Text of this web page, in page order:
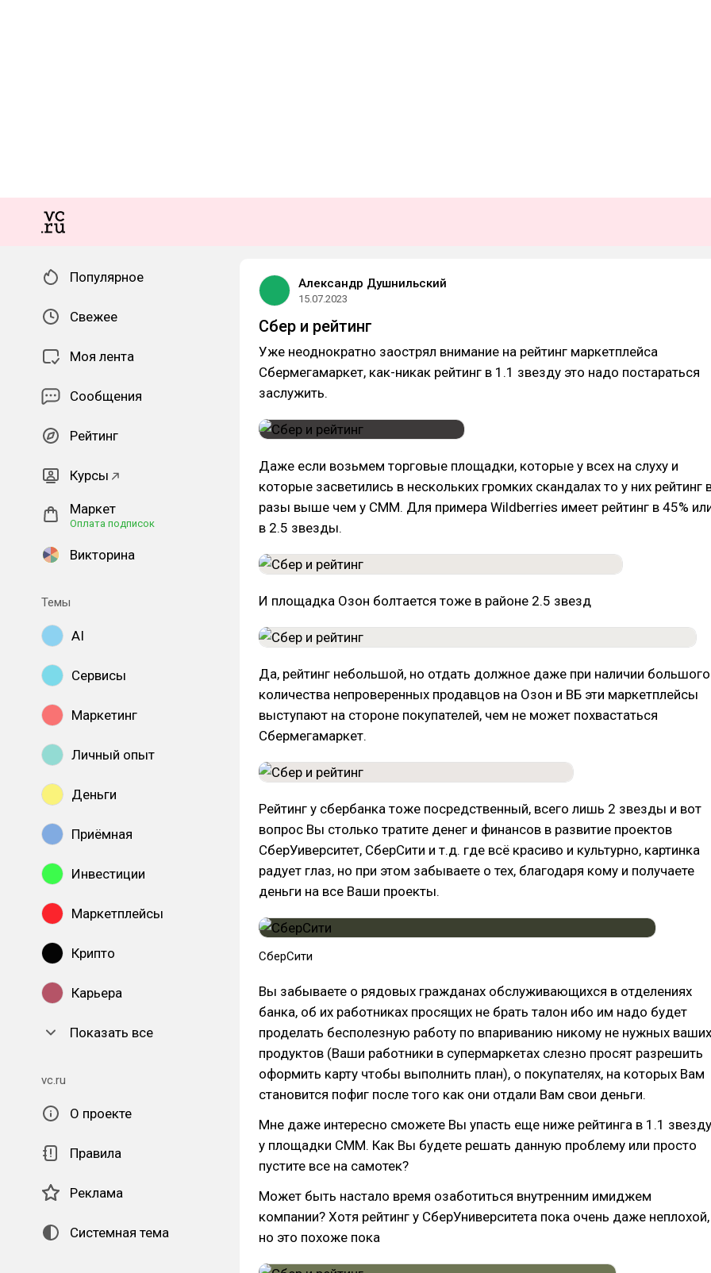
Популярное
Свежее
Моя лента
Сообщения
Рейтинг
Курсы
Маркет
Оплата подписок
Викторина
Темы
AI
Сервисы
Маркетинг
Личный опыт
Деньги
Приёмная
Инвестиции
Маркетплейсы
Крипто
Карьера
Показать все
vc.ru
О проекте
Правила
Реклама
Системная тема
Александр Душнильский
15.07.2023
Сбер и рейтинг
Уже неоднократно заострял внимание на рейтинг маркетплейса
Сбермегамаркет, как-никак рейтинг в 1.1 звезду это надо постараться
заслужить.
Даже если возьмем торговые площадки, которые у всех на слуху и
которые засветились в нескольких громких скандалах то у них рейтинг
разы выше чем у СММ. Для примера Wildberries имеет рейтинг в 45%
в 2.5 звезды.
И площадка Озон болтается тоже в районе 2.5 звезд
Да, рейтинг небольшой, но отдать должное даже при наличии большого
количества непроверенных продавцов на Озон и ВБ эти маркетплейсы
выступают на стороне покупателей, чем не может похвастаться
Сбермегамаркет.
Рейтинг у сбербанка тоже посредственный, всего лишь 2 звезды и вот
вопрос Вы столько тратите денег и финансов в развитие проектов
СберУиверситет, СберСити и т.д. где всё красиво и культурно, картинка
радует глаз, но при этом забываете о тех, благодаря кому и получаете
деньги на все Ваши проекты.
СберСити
Вы забываете о рядовых гражданах обслуживающихся в отделениях
банка, об их работниках просящих не брать талон ибо им надо будет
проделать бесполезную работу по впариванию никому не нужных ваших
продуктов (Ваши работники в супермаркетах слезно просят разрешить
оформить карту чтобы выполнить план), о покупателях, на которых Вам
становится пофиг после того как они отдали Вам свои деньги.
Мне даже интересно сможете Вы упасть еще ниже рейтинга в 1.1 звезду
у площадки СММ. Как Вы будете решать данную проблему или просто
пустите все на самотек?
Может быть настало время озаботиться внутренним имиджем
компании? Хотя рейтинг у СберУниверситета пока очень даже неплохой,
но это похоже пока